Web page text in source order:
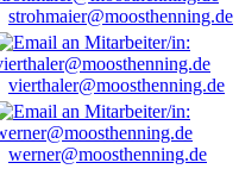
strohmaier@moosthenning.de
vierthaler@moosthenning.de
werner@moosthenning.de